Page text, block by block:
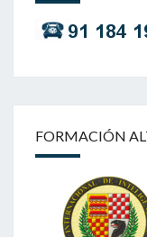
FORMACIÓN